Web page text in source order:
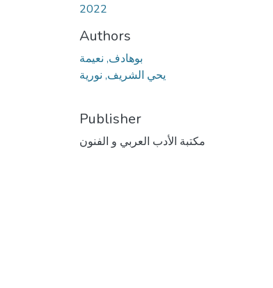
2022
Authors
بوهادف, نعيمة
يحي الشريف, نورية
Publisher
مكتبة الأدب العربي و الفنون